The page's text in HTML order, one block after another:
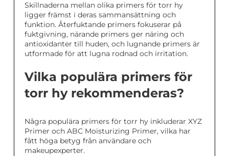
Skillnaderna mellan olika primers för torr hy
ligger främst i deras sammansättning och
funktion. Återfuktande primers fokuserar på
fuktgivning, närande primers ger näring och
antioxidanter till huden, och lugnande primers är
utformade för att lugna rodnad och irritation.
Vilka populära primers för
torr hy rekommenderas?
Några populära primers för torr hy inkluderar XYZ
Primer och ABC Moisturizing Primer, vilka har
fått höga betyg från användare och
makeupexperter.